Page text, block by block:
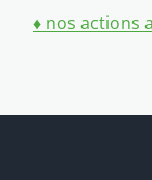
♦ nos actions